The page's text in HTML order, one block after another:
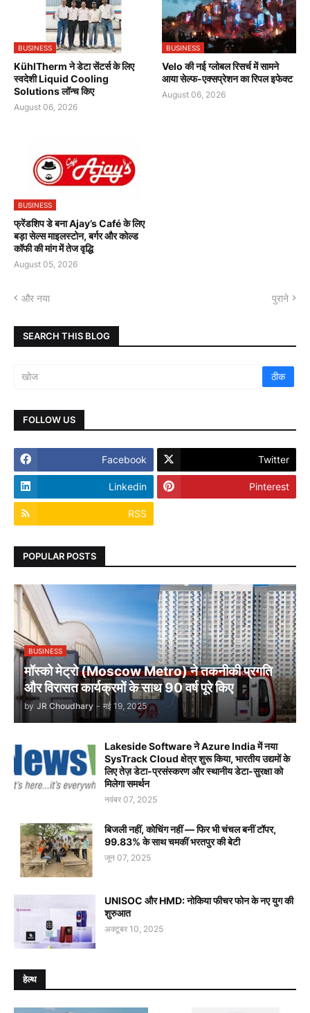
BUSINESS
KühlTherm ने डेटा सेंटर्स के लिए
स्वदेशी Liquid Cooling
Solutions लॉन्च किए
August 06, 2026
BUSINESS
Velo की नई ग्लोबल रिसर्च में सामने
आया सेल्फ-एक्सप्रेशन का रिपल इफेक्ट
August 06, 2026
BUSINESS
फ्रेंडशिप डे बना Ajay’s Café के लिए
बड़ा सेल्स माइलस्टोन, बर्गर और कोल्ड
कॉफी की मांग में तेज वृद्धि
August 05, 2026
और नया पुराने
SEARCH THIS BLOG
FOLLOW US
Facebook Twitter
Linkedin Pinterest
RSS
POPULAR POSTS
BUSINESS
मॉस्को मेट्रो (Moscow Metro) ने तकनीकी प्रगति
और विरासत कार्यक्रमों के साथ 90 वर्ष पूरे किए
by JR Choudhary - मई 19, 2025
Lakeside Software ने Azure India में नया
SysTrack Cloud क्षेत्र शुरू किया, भारतीय उद्यमों के
लिए तेज़ डेटा-प्रसंस्करण और स्थानीय डेटा-सुरक्षा को
मिलेगा समर्थन
नवंबर 07, 2025
बिजली नहीं, कोचिंग नहीं — फिर भी चंचल बनीं टॉपर,
99.83% के साथ चमकीं भरतपुर की बेटी
जून 07, 2025
UNISOC और HMD: नोकिया फीचर फोन के नए युग की
शुरुआत
अक्टूबर 10, 2025
हेल्थ